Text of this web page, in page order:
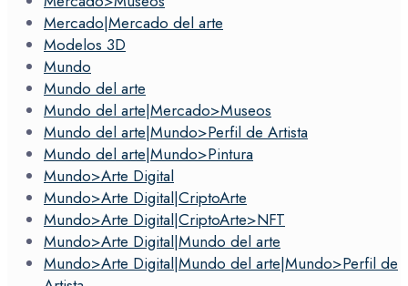
Mercado|Mercado del arte
Modelos 3D
Mundo
Mundo del arte
Mundo del arte|Mercado>Museos
Mundo del arte|Mundo>Perfil de Artista
Mundo del arte|Mundo>Pintura
Mundo>Arte Digital
Mundo>Arte Digital|CriptoArte
Mundo>Arte Digital|CriptoArte>NFT
Mundo>Arte Digital|Mundo del arte
Mundo>Arte Digital|Mundo del arte|Mundo>Perfil de